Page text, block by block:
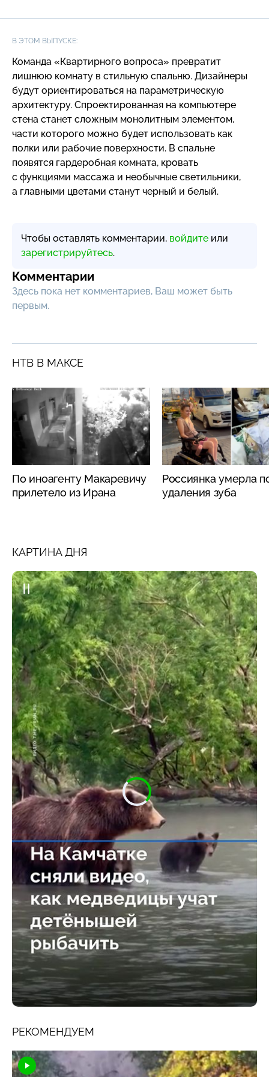
В ЭТОМ ВЫПУСКЕ:
Команда «Квартирного вопроса» превратит
лишнюю комнату в стильную спальню. Дизайнеры
будут ориентироваться на параметрическую
архитектуру. Спроектированная на компьютере
стена станет сложным монолитным элементом,
части которого можно будет использовать как
полки или рабочие поверхности. В спальне
появятся гардеробная комната, кровать
с функциями массажа и необычные светильники,
а главными цветами станут черный и белый.
Чтобы оставлять комментарии, войдите или
зарегистрируйтесь.
Комментарии
Здесь пока нет комментариев, Ваш может быть
первым.
НТВ В МАКСЕ
По иноагенту Макаревичу
прилетело из Ирана
Россиянка умерла
удаления зуба
КАРТИНА ДНЯ
РЕКОМЕНДУЕМ